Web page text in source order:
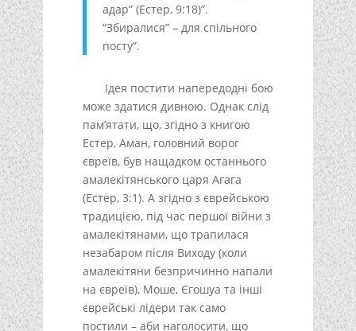
адар” (Естер, 9:18)”.
“Збиралися” – для спільного
посту”.
Ідея постити напередодні бою
може здатися дивною. Однак слід
пам’ятати, що, згідно з книгою
Естер, Аман, головний ворог
євреїв, був нащадком останнього
амалекітянського царя Агага
(Естер, 3:1). А згідно з єврейською
традицією, під час першої війни з
амалекітянами, що трапилася
незабаром після Виходу (коли
амалекітяни безпричинно напали
на євреїв), Моше, Єгошуа та інші
єврейські лідери так само
постили – аби наголосити, що